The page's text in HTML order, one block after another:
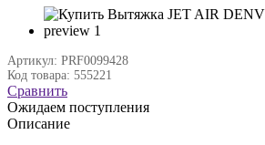
Артикул: PRF0099428
Код товара: 555221
Сравнить
Ожидаем поступления
Описание